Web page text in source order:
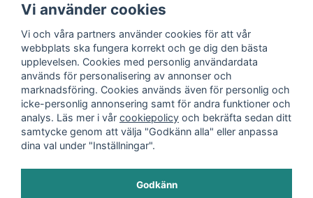
Vi använder cookies
Vi och våra partners använder cookies för att vår
webbplats ska fungera korrekt och ge dig den bästa
upplevelsen. Cookies med personlig användardata
används för personalisering av annonser och
marknadsföring. Cookies används även för personlig och
icke-personlig annonsering samt för andra funktioner och
analys. Läs mer i vår cookiepolicy och bekräfta sedan ditt
samtycke genom att välja "Godkänn alla" eller anpassa
dina val under "Inställningar".
Godkänn